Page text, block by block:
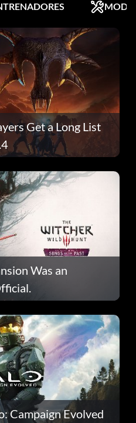
MODS
Get a Long List
Was an
Campaign Evolved